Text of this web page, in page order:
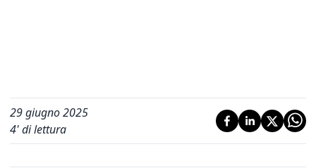
29 giugno 2025
4' di lettura